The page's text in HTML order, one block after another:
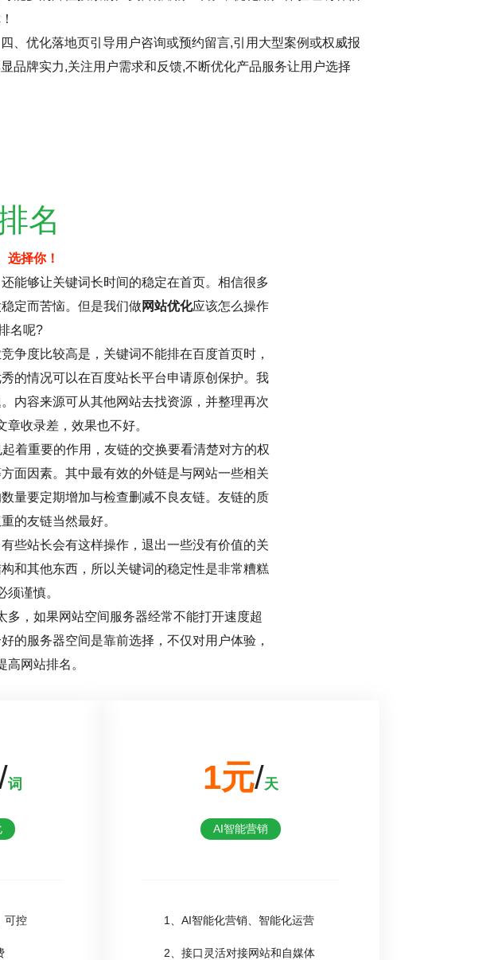
四、优化落地页引导用户咨询或预约留言,引用大型案例或权威报
品牌实力,关注用户需求和反馈,不断优化产品服务让用户选择
名
选择你！
够让关键词长时间的稳定在首页。相信很多
定而苦恼。但是我们做网站优化应该怎么操作
名呢?
度比较高是，关键词不能排在百度首页时，
的情况可以在百度站长平台申请原创保护。我
内容来源可从其他网站去找资源，并整理再次
收录差，效果也不好。
重要的作用，友链的交换要看清楚对方的权
面因素。其中最有效的外链是与网站一些相关
量要定期增加与检查删减不良友链。友链的质
的友链当然最好。
站长会有这样操作，退出一些没有价值的关
和其他东西，所以关键词的稳定性是非常糟糕
须谨慎。
，如果网站空间服务器经常不能打开速度超
的服务器空间是靠前选择，不仅对用户体验，
网站排名。
词
可控
1元/天
AI智能营销
1、AI智能化营销、智能化运营
2、接口灵活对接网站和自媒体